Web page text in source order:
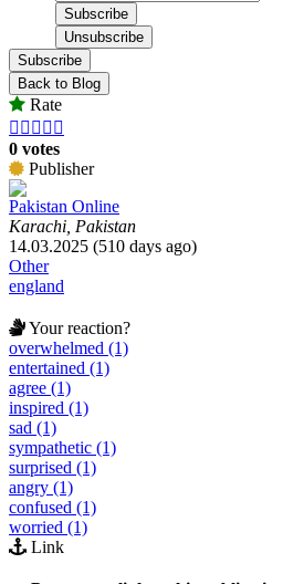
Subscribe
Back to Blog
Rate
    
0 votes
Publisher
Pakistan Online
Karachi, Pakistan
14.03.2025 (510 days ago)
Other
england
Your reaction?
overwhelmed (1)
entertained (1)
agree (1)
inspired (1)
sad (1)
sympathetic (1)
surprised (1)
angry (1)
confused (1)
worried (1)
Link